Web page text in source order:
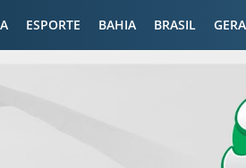
ESPORTE BAHIA BRASIL